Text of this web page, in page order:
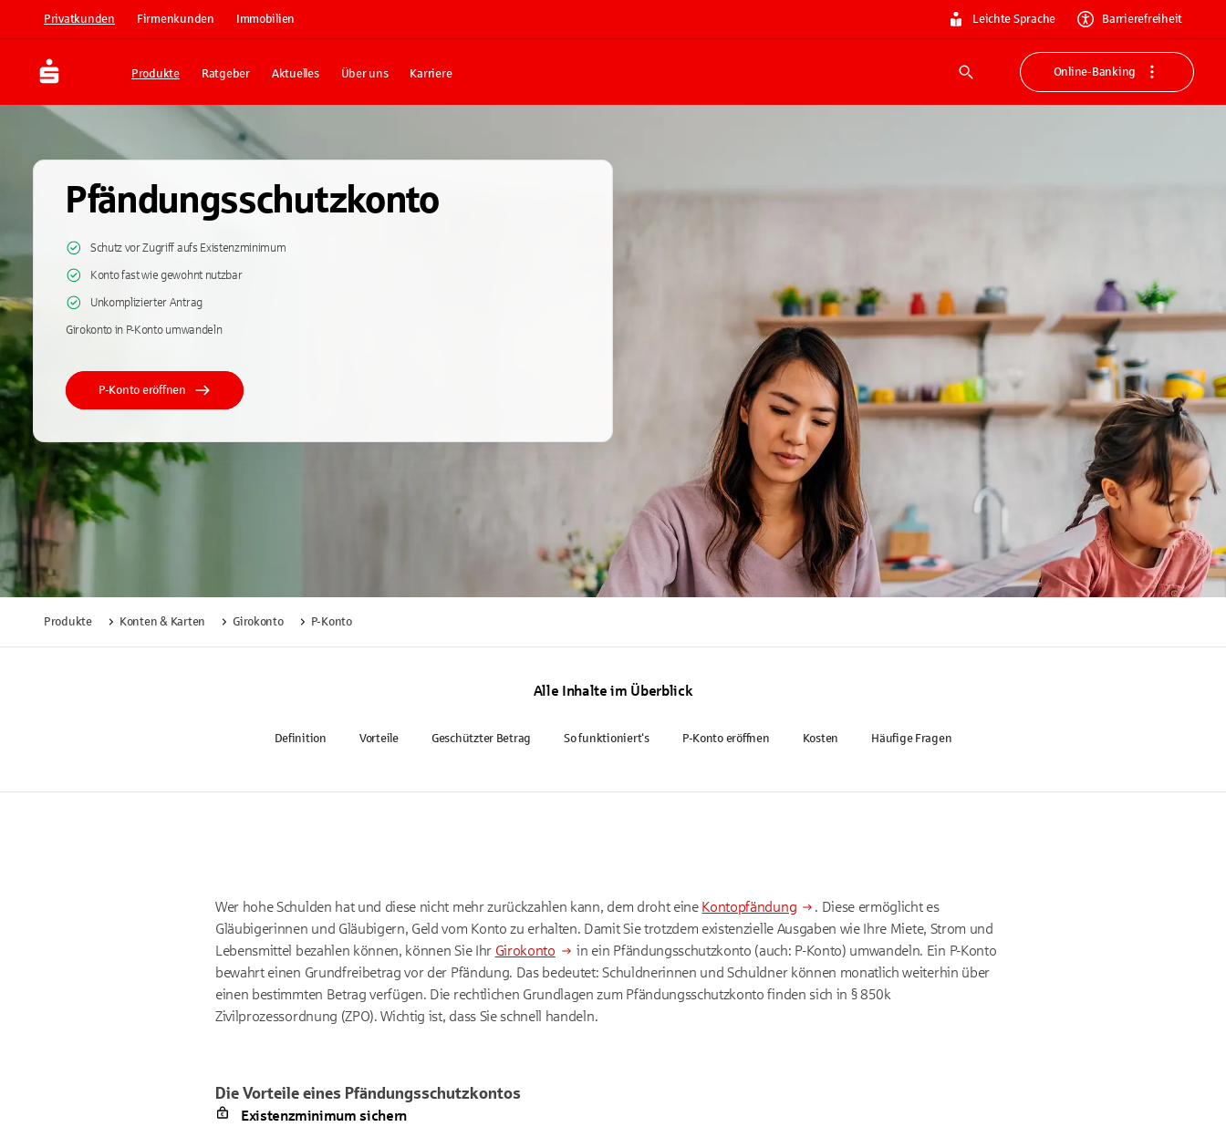
Privatkunden Firmenkunden Immobilien Leichte Sprache Barrierefreiheit
Produkte Ratgeber Aktuelles Über uns Karriere
Suche
Online-Banking
Pfändungsschutzkonto
Schutz vor Zugriff aufs Existenzminimum
Konto fast wie gewohnt nutzbar
Unkomplizierter Antrag
Girokonto in P-Konto umwandeln
P-Konto eröffnen
Produkte Konten & Karten Girokonto P-Konto
Alle Inhalte im Überblick
Definition Vorteile Geschützter Betrag So funktioniert‘s P-Konto eröffnen Kosten Häufige Fragen
Wer hohe Schulden hat und diese nicht mehr zurückzahlen kann, dem droht eine Kontopfändung
. Diese ermöglicht es
Gläubigerinnen und Gläubigern, Geld vom Konto zu erhalten. Damit Sie trotzdem existenzielle Ausgaben wie Ihre Miete, Strom und
Lebensmittel bezahlen können, können Sie Ihr Girokonto
in ein Pfändungsschutzkonto (auch: P-Konto) umwandeln. Ein P-Konto
bewahrt einen Grundfreibetrag vor der Pfändung. Das bedeutet: Schuldnerinnen und Schuldner können monatlich weiterhin über
einen bestimmten Betrag verfügen. Die rechtlichen Grundlagen zum Pfändungsschutzkonto finden sich in § 850k
Zivilprozessordnung (ZPO). Wichtig ist, dass Sie schnell handeln.
Die Vorteile eines Pfändungsschutzkontos
Existenzminimum sichern